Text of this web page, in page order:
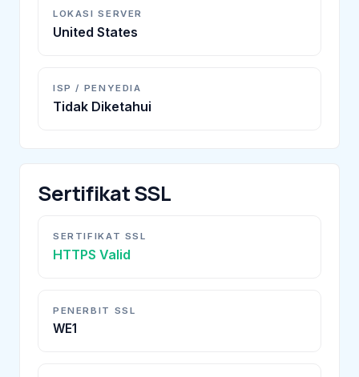
LOKASI SERVER
United States
ISP / PENYEDIA
Tidak Diketahui
Sertifikat SSL
SERTIFIKAT SSL
HTTPS Valid
PENERBIT SSL
WE1